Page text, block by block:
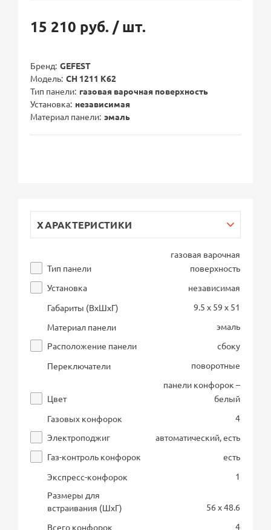
15 210 руб. / шт.
Бренд GEFEST
Модель СН 1211 К62
Тип панели газовая варочная поверхность
Установка независимая
Материал панели эмаль
ХАРАКТЕРИСТИКИ
Тип панели
газовая варочная
поверхность
Установка
независимая
Габариты (ВхШхГ)
9.5 x 59 x 51
Материал панели
эмаль
Расположение панели
сбоку
Переключатели
поворотные
Цвет
панели конфорок –
белый
Газовых конфорок
4
Электроподжиг
автоматический, есть
Газ-контроль конфорок
есть
Экспресс-конфорок
1
Размеры для
встраивания (ШхГ)
56 x 48.6
Всего конфорок
4